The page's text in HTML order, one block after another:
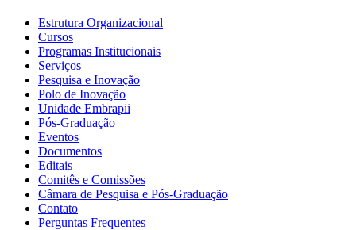
Estrutura Organizacional
Cursos
Programas Institucionais
Serviços
Pesquisa e Inovação
Polo de Inovação
Unidade Embrapii
Pós-Graduação
Eventos
Documentos
Editais
Comitês e Comissões
Câmara de Pesquisa e Pós-Graduação
Contato
Perguntas Frequentes